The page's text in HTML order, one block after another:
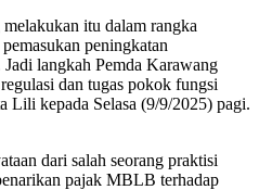
itu dalam rangka
peningkatan
langkah Pemda Karawang
dan tugas pokok fungsi
Lili kepada Selasa (9/9/2025) pagi.
dari salah seorang praktisi
pajak MBLB terhadap